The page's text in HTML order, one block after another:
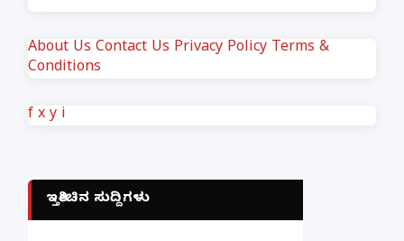
About Us Contact Us Privacy Policy Terms &
Conditions
f x y i
ಇತ್ತೀಚಿನ ಸುದ್ದಿಗಳು